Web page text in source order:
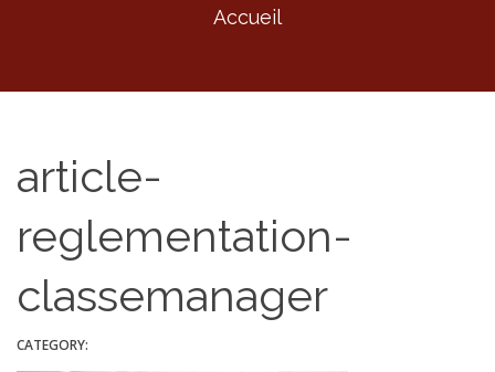
Accueil
article-
reglementation-
classemanager
CATEGORY: